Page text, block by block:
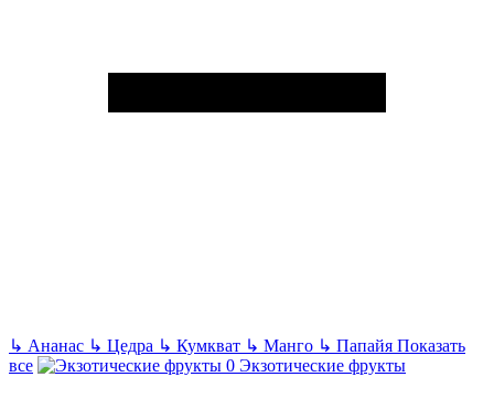
↳ Ананас ↳ Цедра ↳ Кумкват ↳ Манго ↳ Папайя Показать
все
Экзотические фрукты